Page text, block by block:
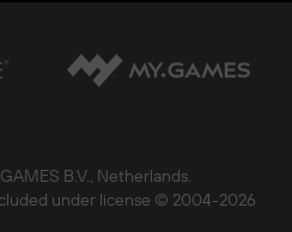
B.V., Netherlands.
under license © 2004-2026